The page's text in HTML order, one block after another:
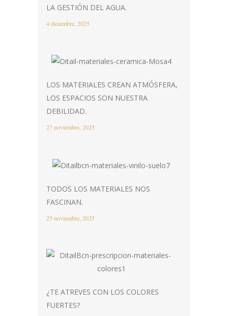
LA GESTIÓN DEL AGUA.
4 diciembre, 2025
LOS MATERIALES CREAN ATMÓSFERA,
LOS ESPACIOS SON NUESTRA
DEBILIDAD.
27 noviembre, 2025
TODOS LOS MATERIALES NOS
FASCINAN.
25 noviembre, 2025
¿TE ATREVES CON LOS COLORES
FUERTES?